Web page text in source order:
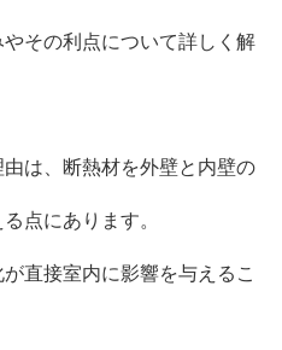
その利点について詳しく解
は、断熱材を外壁と内壁の
点にあります。
直接室内に影響を与えるこ